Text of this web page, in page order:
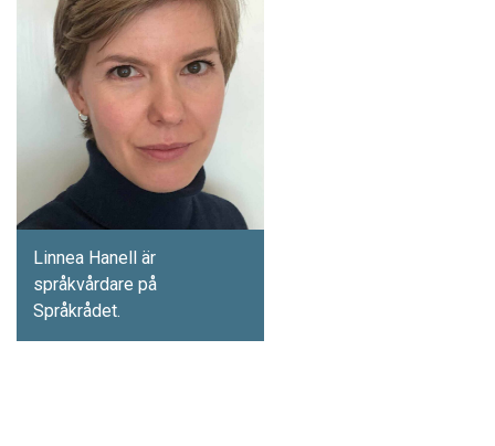
Linnea Hanell är
språkvårdare på
Språkrådet.